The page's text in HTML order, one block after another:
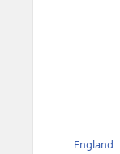
England:
.